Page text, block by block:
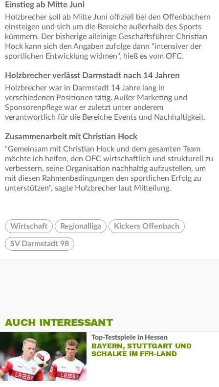
Einstieg ab Mitte Juni
Holzbrecher soll ab Mitte Juni offiziell bei den Offenbachern
einsteigen und sich um die Bereiche außerhalb des Sports
kümmern. Der bisherige alleinige Geschäftsführer Christian
Hock kann sich den Angaben zufolge dann "intensiver der
sportlichen Entwicklung widmen", hieß es vom OFC.
Holzbrecher verlässt Darmstadt nach 14 Jahren
Holzbrecher war in Darmstadt 14 Jahre lang in
verschiedenen Positionen tätig. Außer Marketing und
Sponsorenpflege war er zuletzt unter anderem
verantwortlich für die Bereiche Events und Nachhaltigkeit.
Zusammenarbeit mit Christian Hock
"Gemeinsam mit Christian Hock und dem gesamten Team
möchte ich helfen, den OFC wirtschaftlich und strukturell zu
verbessern, seine Organisation nachhaltig aufzustellen, um
mit diesen Rahmenbedingungen den sportlichen Erfolg zu
unterstützen", sagte Holzbrecher laut Mitteilung.
Wirtschaft Regionalliga Kickers Offenbach
SV Darmstadt 98
AUCH INTERESSANT
Top-Testspiele in Hessen
BAYERN, STUTTGART UND
SCHALKE IM FFH-LAND